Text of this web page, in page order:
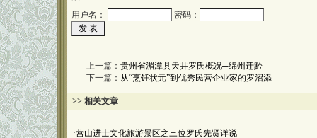
用户名：
密码：
上一篇： 贵州省湄潭县天井罗氏概况─绵州迁黔
下一篇： 从“烹饪状元”到优秀民营企业家的罗沼添
>> 相关文章
·营山进士文化旅游景区之三位罗氏先贤详说